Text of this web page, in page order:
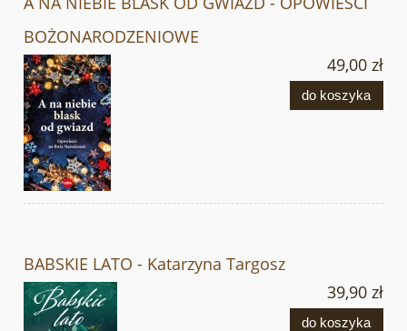
BOŻONARODZENIOWE
49,00 zł
do koszyka
BABSKIE LATO - Katarzyna Targosz
39,90 zł
do koszyka